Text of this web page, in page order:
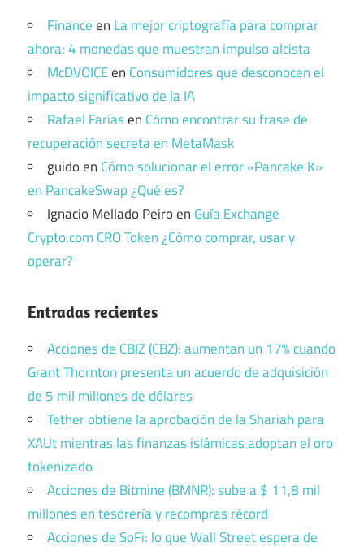
Financeen La mejor criptografía para comprar
ahora: 4 monedas que muestran impulso alcista
McDVOICEen Consumidores que desconocen el
impacto significativo de la IA
Rafael Faríasen Cómo encontrar su frase de
recuperación secreta en MetaMask
guidoen Cómo solucionar el error «Pancake K»
en PancakeSwap ¿Qué es?
Ignacio Mellado Peiroen Guía Exchange
Crypto.com CRO Token ¿Cómo comprar, usar y
operar?
Entradas recientes
Acciones de CBIZ (CBZ): aumentan un 17% cuando
Grant Thornton presenta un acuerdo de adquisición
de 5 mil millones de dólares
Tether obtiene la aprobación de la Shariah para
XAUt mientras las finanzas islámicas adoptan el oro
tokenizado
Acciones de Bitmine (BMNR): sube a $ 11,8 mil
millones en tesorería y recompras récord
Acciones de SoFi: lo que Wall Street espera de